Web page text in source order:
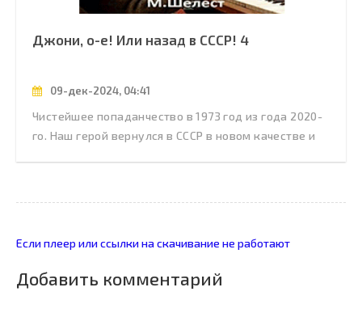
Джони, о-е! Или назад в СССР! 4
09-дек-2024, 04:41
Чистейшее попаданчество в 1973 год из года 2020-
го. Наш герой вернулся в СССР в новом качестве и
Если плеер или ссылки на скачивание не работают
Добавить комментарий